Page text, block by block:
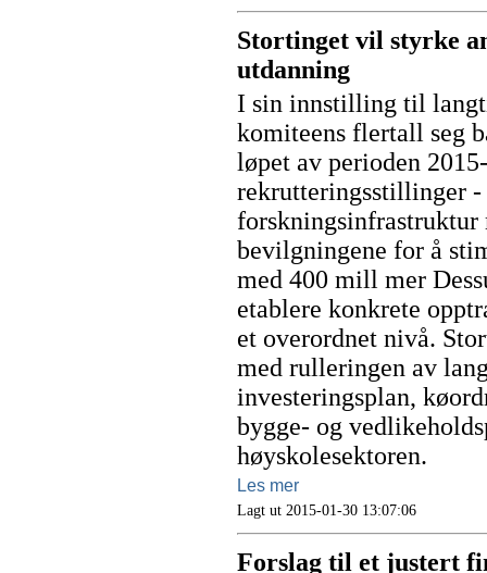
Stortinget vil styrke
utdanning
I sin innstilling til
komiteens flertall seg
løpet av perioden
rekrutteringsstillinger
forskningsinfrastruktur
bevilgningene for å
med 400 mill mer
etablere konkrete
et overordnet nivå.
med rulleringen av
investeringsplan,
bygge- og
høyskolesektoren.
Les mer
Lagt ut 2015-01-30 13:07:06
Forslag til et justert